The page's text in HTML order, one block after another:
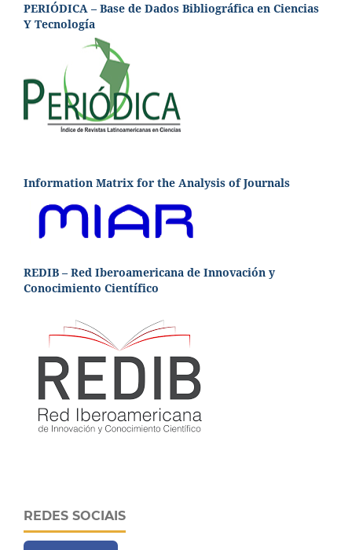
PERIÓDICA – Base de Dados Bibliográfica en Ciencias
Y Tecnología
Information Matrix for the Analysis of Journals
REDIB – Red Iberoamericana de Innovación y
Conocimiento Científico
REDES SOCIAIS